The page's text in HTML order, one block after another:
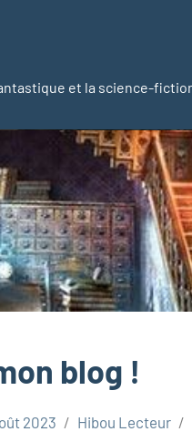
et la science-
blog !
2023 Hibou Lecteur